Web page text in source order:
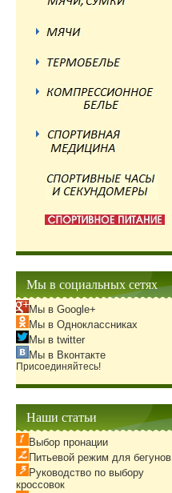
Мы в социальных сетях
Мы в Google+
Мы в Одноклассниках
Мы в twitter
Мы в Вконтакте
Присоединяйтесь!
Наши статьи
Выбор пронации
Питьевой режим для бегунов
Руководство по выбору
кроссовок